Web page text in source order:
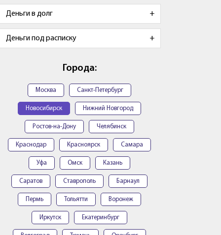
Деньги в долг
Деньги под расписку
Города:
Москва Санкт-Петербург
Новосибирск Нижний Новгород
Ростов-на-Дону Челябинск
Краснодар Красноярск Самара
Уфа Омск Казань
Саратов Ставрополь Барнаул
Пермь Тольятти Воронеж
Иркутск Екатеринбург